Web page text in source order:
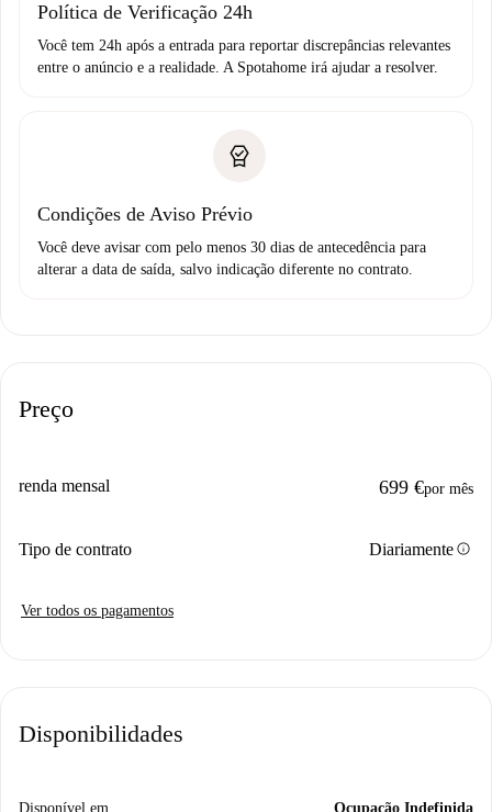
Política de Verificação 24h
Você tem 24h após a entrada para reportar discrepâncias relevantes
entre o anúncio e a realidade. A Spotahome irá ajudar a resolver.
Condições de Aviso Prévio
Você deve avisar com pelo menos 30 dias de antecedência para
alterar a data de saída, salvo indicação diferente no contrato.
Preço
renda mensal 699 €por mês
Tipo de contrato Diariamenteinfo
Ver todos os pagamentos
Disponibilidades
Disponível em Ocupação Indefinida